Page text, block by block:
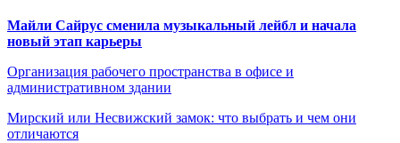
Майли Сайрус сменила музыкальный лейбл и начала
новый этап карьеры
Организация рабочего пространства в офисе и
административном здании
Мирский или Несвижский замок: что выбрать и чем они
отличаются